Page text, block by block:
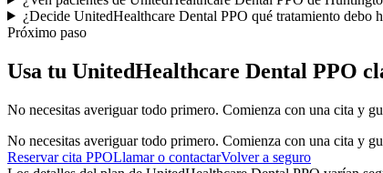
¿Decide UnitedHealthcare Dental PPO qué tratamiento debo
Próximo paso
Usa tu UnitedHealthcare Dental PPO
No necesitas averiguar todo primero. Comienza con una cita y
No necesitas averiguar todo primero. Comienza con una cita y
Reservar cita PPOLlamar o contactarVolver a seguro